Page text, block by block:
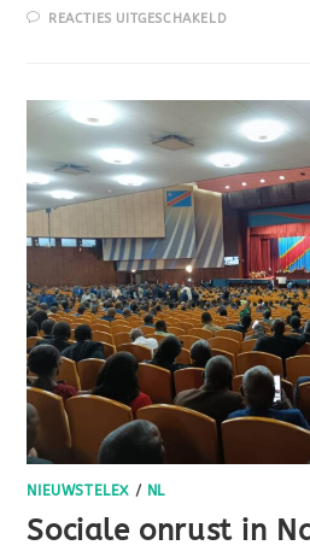
REACTIES UITGESCHAKELD
NIEUWSTELEX / NL
Sociale onrust in